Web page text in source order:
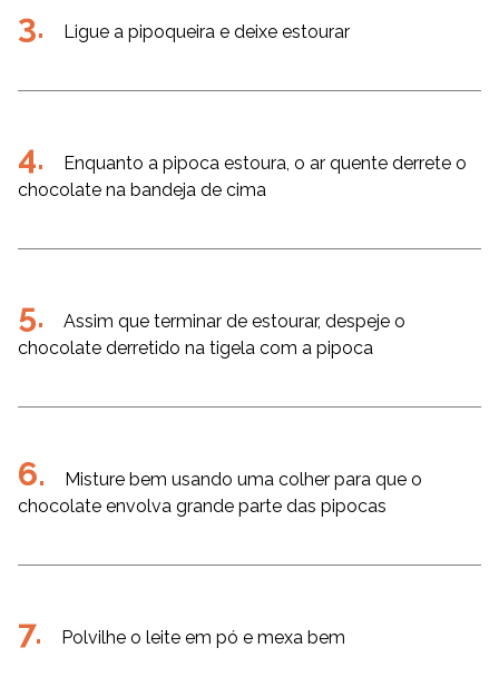
Ligue a pipoqueira e deixe estourar
Enquanto a pipoca estoura, o ar quente derrete o
chocolate na bandeja de cima
Assim que terminar de estourar, despeje o
chocolate derretido na tigela com a pipoca
Misture bem usando uma colher para que o
chocolate envolva grande parte das pipocas
Polvilhe o leite em pó e mexa bem